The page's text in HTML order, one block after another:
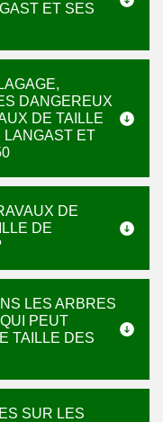
ET SES
DANGEREUX
DE TAILLE
LANGAST ET
DE
DE
LES ARBRES
PEUT
TAILLE DES
SUR LES